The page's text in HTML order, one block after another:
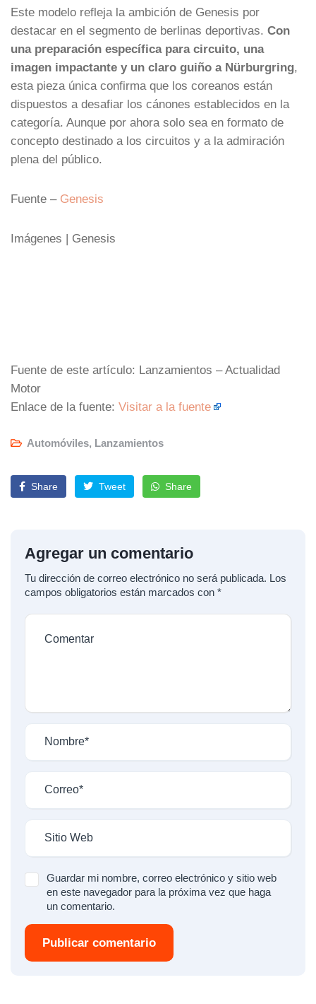
Este modelo refleja la ambición de Genesis por
destacar en el segmento de berlinas deportivas. Con
una preparación específica para circuito, una
imagen impactante y un claro guiño a Nürburgring,
esta pieza única confirma que los coreanos están
dispuestos a desafiar los cánones establecidos en la
categoría. Aunque por ahora solo sea en formato de
concepto destinado a los circuitos y a la admiración
plena del público.
Fuente – Genesis
Imágenes | Genesis
Fuente de este artículo: Lanzamientos – Actualidad
Motor
Enlace de la fuente: Visitar a la fuente
Automóviles, Lanzamientos
Share Tweet Share
Agregar un comentario
Tu dirección de correo electrónico no será publicada. Los
campos obligatorios están marcados con *
Guardar mi nombre, correo electrónico y sitio web
en este navegador para la próxima vez que haga
un comentario.
Publicar comentario